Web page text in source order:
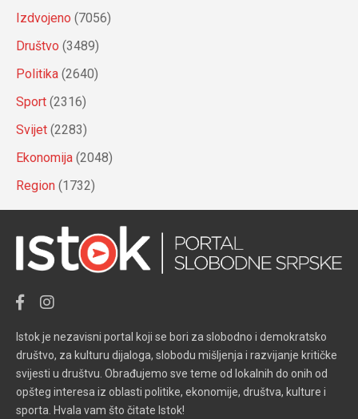
Izdvojeno (7056)
Društvo (3489)
Politika (2640)
Sport (2316)
Svijet (2283)
Ekonomija (2048)
Region (1732)
Istok je nezavisni portal koji se bori za slobodno i demokratsko
društvo, za kulturu dijaloga, slobodu mišljenja i razvijanje kritičke
svijesti u društvu. Obrađujemo sve teme od lokalnih do onih od
opšteg interesa iz oblasti politike, ekonomije, društva, kulture i
sporta. Hvala vam što čitate Istok!